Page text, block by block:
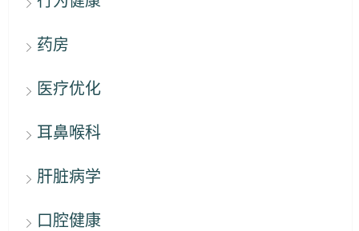
药房
医疗优化
耳鼻喉科
肝脏病学
口腔健康